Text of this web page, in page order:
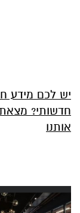
יש לכם מידע
חדשותי?
אותנו